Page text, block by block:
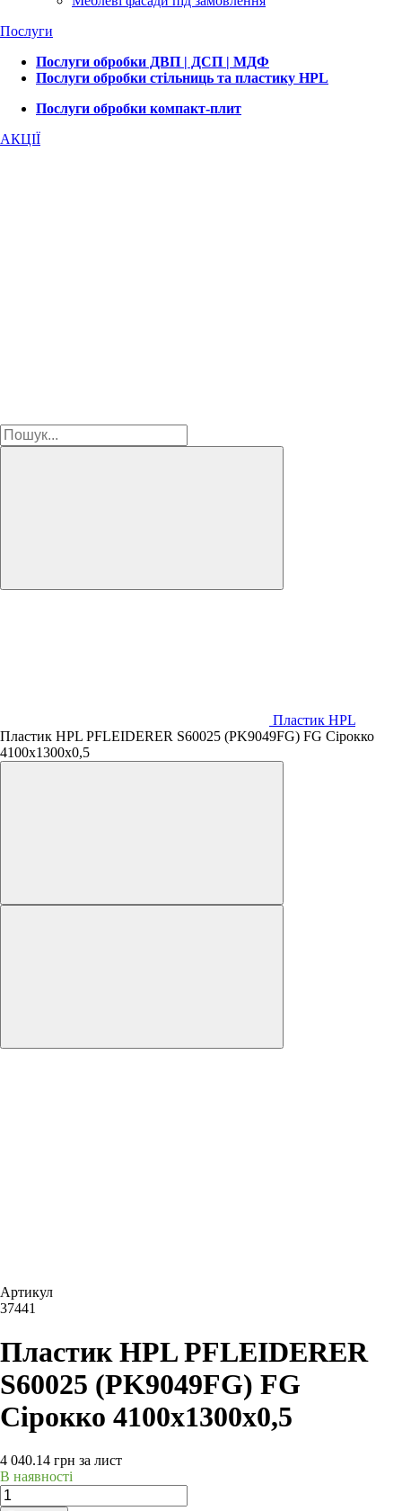
Послуги
Послуги обробки ДВП | ДСП | МДФ
Послуги обробки стільниць та пластику HPL
Послуги обробки компакт-плит
АКЦІЇ
Пластик HPL
Пластик HPL PFLEIDERER S60025 (PK9049FG) FG Сірокко
4100х1300х0,5
Артикул
37441
Пластик HPL PFLEIDERER
S60025 (PK9049FG) FG
Сірокко 4100х1300х0,5
4 040.14 грн за лист
В наявності